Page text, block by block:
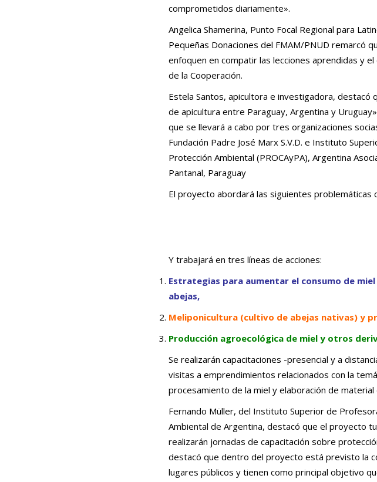
comprometidos diariamente».
Angelica Shamerina, Punto Focal Regional para
Pequeñas Donaciones del FMAM/PNUD remarcó
enfoquen en compatir las lecciones aprendidas y
de la Cooperación.
Estela Santos, apicultora e investigadora, destacó
de apicultura entre Paraguay, Argentina y
que se llevará a cabo por tres organizaciones
Fundación Padre José Marx S.V.D. e Instituto
Protección Ambiental (PROCAyPA), Argentina
Pantanal, Paraguay
El proyecto abordará las siguientes problemáticas
Y trabajará en tres líneas de acciones:
Estrategias para aumentar el consumo de
abejas,
Meliponicultura (cultivo de abejas nativas) y
Producción agroecológica de miel y otros
Se realizarán capacitaciones -presencial y a
visitas a emprendimientos relacionados con la
procesamiento de la miel y elaboración de material
Fernando Müller, del Instituto Superior de
Ambiental de Argentina, destacó que el proyecto
realizarán jornadas de capacitación sobre
destacó que dentro del proyecto está previsto la
lugares públicos y tienen como principal objetivo